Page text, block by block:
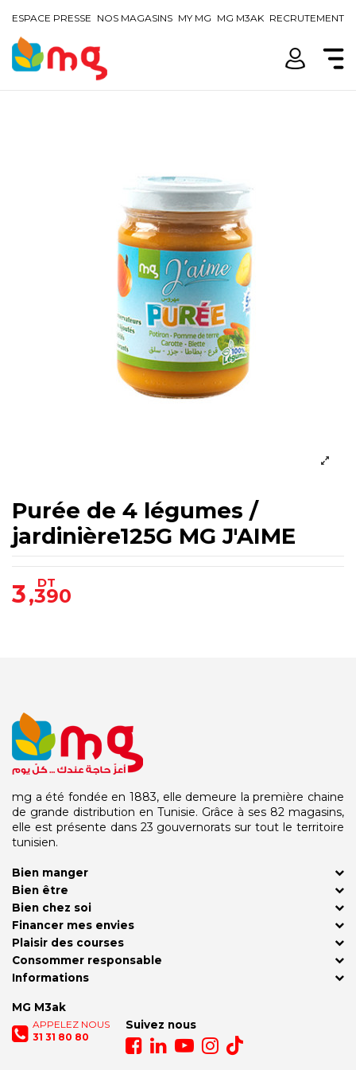
ESPACE PRESSE NOS MAGASINS MY MG MG M3AK RECRUTEMENT
Purée de 4 légumes /
jardinière125G MG J'AIME
3,390
DT
mg a été fondée en 1883, elle demeure la première chaine
de grande distribution en Tunisie. Grâce à ses 82 magasins,
elle est présente dans 23 gouvernorats sur tout le territoire
tunisien.
Bien manger
Bien être
Bien chez soi
Financer mes envies
Plaisir des courses
MG M3ak
APPELEZ NOUS
31 31 80 80
Suivez nous
Consommer responsable
Informations